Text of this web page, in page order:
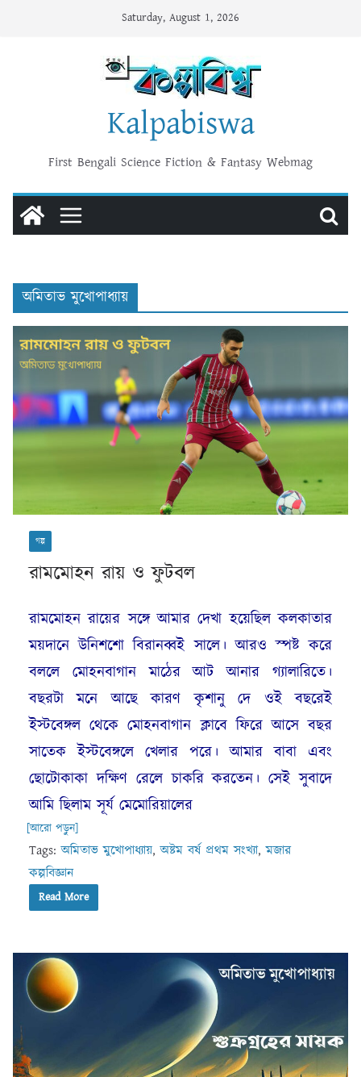
Saturday, August 1, 2026
Kalpabiswa
First Bengali Science Fiction & Fantasy Webmag
অমিতাভ মুখোপাধ্যায়
গল্প
রামমোহন রায় ও ফুটবল
রামমোহন রায়ের সঙ্গে আমার দেখা হয়েছিল কলকাতার
ময়দানে উনিশশো বিরানব্বই সালে। আরও স্পষ্ট করে
বললে মোহনবাগান মাঠের আট আনার গ্যালারিতে।
বছরটা মনে আছে কারণ কৃশানু দে ওই বছরেই
ইস্টবেঙ্গল থেকে মোহনবাগান ক্লাবে ফিরে আসে বছর
সাতেক ইস্টবেঙ্গলে খেলার পরে। আমার বাবা এবং
ছোটোকাকা দক্ষিণ রেলে চাকরি করতেন। সেই সুবাদে
আমি ছিলাম সূর্য মেমোরিয়ালের
[আরো পড়ুন]
Tags:অমিতাভ মুখোপাধ্যায়,অষ্টম বর্ষ প্রথম সংখ্যা,মজার
কল্পবিজ্ঞান
Read More